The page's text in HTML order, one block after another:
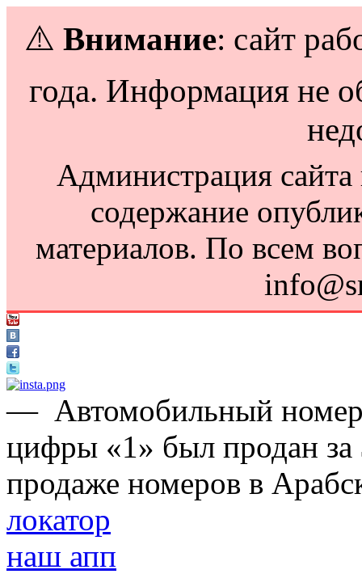
⚠️ Внимание: сайт
года. Информация не
Администрация сайта
содержание
материалов. По всем
— Автомобильный
цифры «1» был продан за
продаже номеров в
локатор
наш апп